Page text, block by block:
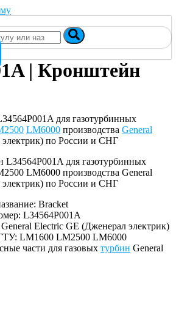
| Кронштейн
для газотурбинных
LM6000 производства General
по России и СНГ
Bracket
L34564P001A
Electric GE (Дженерал электрик)
LM1600 LM2500 LM6000
части для газовых турбин General